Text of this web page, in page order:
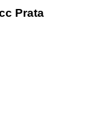
Prata